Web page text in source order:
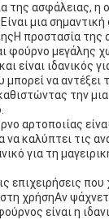
της ασφάλειας, η
μια σημαντική
προστασία της
φούρνο μεγάλης
είναι ιδανικός
να αντέξει
την μια
αρτοποιίας είναι
να καλύπτει τις
για τη
επιχειρήσεις που
χρήσηΑν
είναι η